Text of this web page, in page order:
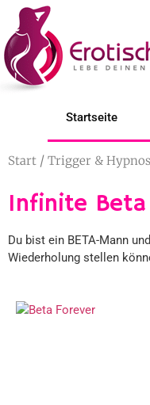
Startseite
Start / Trigger &
Infinite Beta
Du bist ein BETA-Mann
Wiederholung stellen